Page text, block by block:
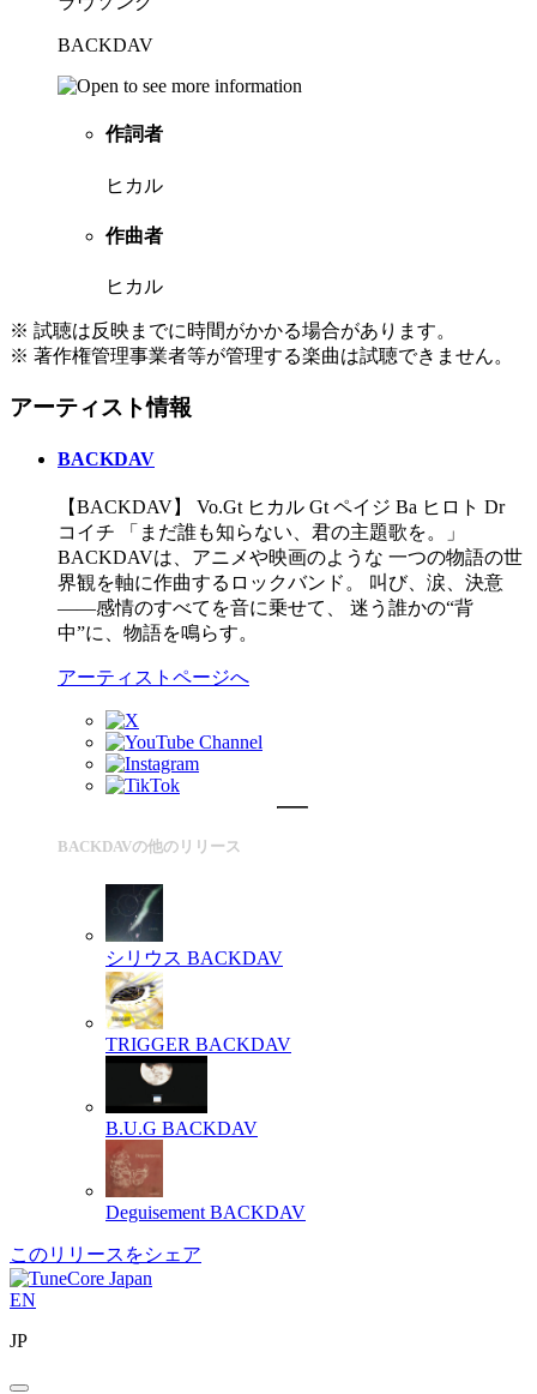
BACKDAV
作詞者
ヒカル
作曲者
ヒカル
※ 試聴は反映までに時間がかかる場合があります。
※ 著作権管理事業者等が管理する楽曲は試聴できません。
アーティスト情報
BACKDAV
【BACKDAV】 Vo.Gt ヒカル Gt ペイジ Ba ヒロト Dr
コイチ 「まだ誰も知らない、君の主題歌を。」
BACKDAVは、アニメや映画のような 一つの物語の世
界観を軸に作曲するロックバンド。 叫び、涙、決意
――感情のすべてを音に乗せて、 迷う誰かの“背
中”に、物語を鳴らす。
アーティストページへ
BACKDAVの他のリリース
シリウス BACKDAV
TRIGGER BACKDAV
B.U.G BACKDAV
Deguisement BACKDAV
このリリースをシェア
EN
JP